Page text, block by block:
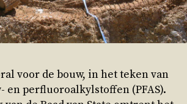
voor de bouw, in het teken van
en perfluoroalkylstoffen (PFAS).